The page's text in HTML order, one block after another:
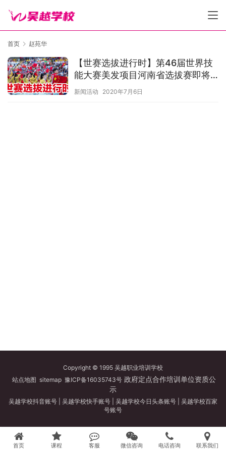
首页 赵苑华
【世赛选拔进行时】第46届世界技
能大赛美发项目河南省选拔赛即将
开赛！
新闻活动 2020年7月6日
Copyright © 1995 吴越职业培训学校
站点地图 sitemap 豫ICP备16035743号政府定点合作培训单位资质公
示
吴越学校抖音账号 吴越学校快手账号 吴越学校今日头条账号
吴越学校百家
号账号
首页 课程 客服 微信咨询 电话咨询 联系我们